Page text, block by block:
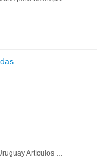
Artículos …